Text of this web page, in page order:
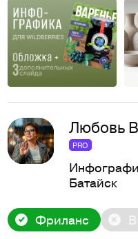
Любовь
PRO
Батайск
Фриланс